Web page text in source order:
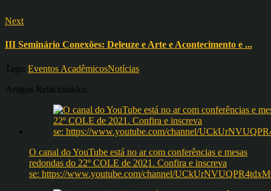
Next
III Seminário Conexões: Deleuze e Arte e Acontecimento e ...
Tags: Eventos AcadêmicosNotícias
Artigos Relacionados
O canal do YouTube está no ar com conferências e mesas
redondas do 22º COLE de 2021. Confira e inscreva
se: https://www.youtube.com/channel/